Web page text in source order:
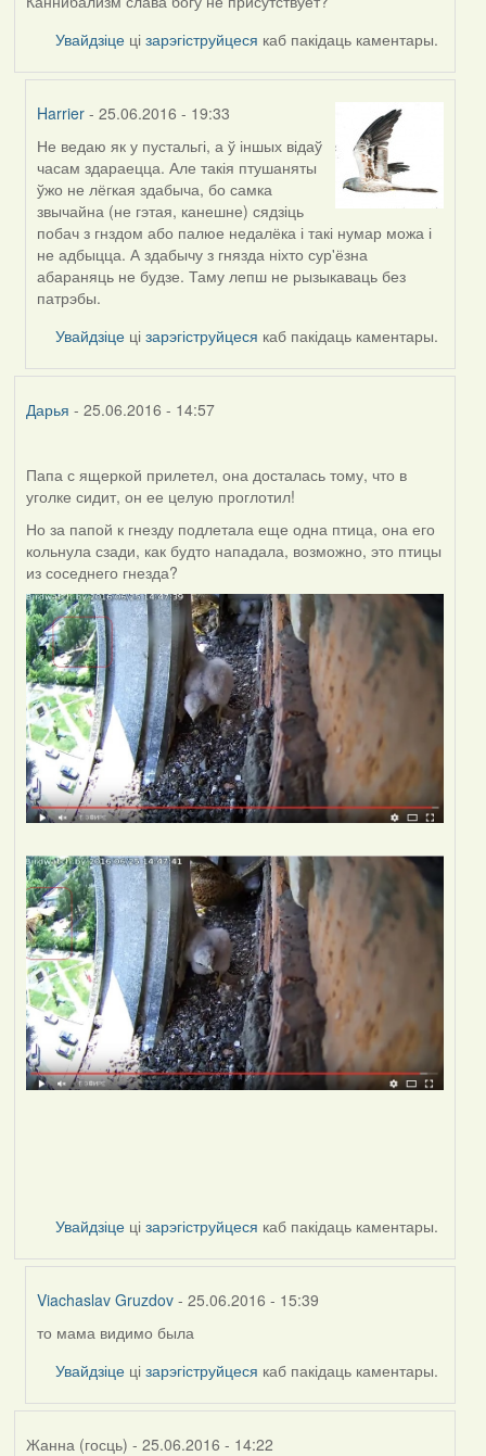
Увайдзіце цізарэгіструйцеся каб пакідаць каментары.
Harrier - 25.06.2016 - 19:33
In
reply
to
by
Viachaslav
Gruzdov
Не ведаю як у пустальгі, а ў іншых відаў
часам здараецца. Але такія птушаняты
ўжо не лёгкая здабыча, бо самка
звычайна (не гэтая, канешне) сядзіць
побач з гнздом або палюе недалёка і такі нумар можа і
не адбыцца. А здабычу з гнязда ніхто сур'ёзна
абараняць не будзе. Таму лепш не рызыкаваць без
патрэбы.
Увайдзіце цізарэгіструйцеся каб пакідаць каментары.
Дарья - 25.06.2016 - 14:57
Папа с ящеркой прилетел, она досталась тому, что в
уголке сидит, он ее целую проглотил!
Но за папой к гнезду подлетала еще одна птица, она его
кольнула сзади, как будто нападала, возможно, это птицы
из соседнего гнезда?
Увайдзіце цізарэгіструйцеся каб пакідаць каментары.
Viachaslav Gruzdov - 25.06.2016 - 15:39
In
reply
by
то мама видимо была
Увайдзіце цізарэгіструйцеся каб пакідаць каментары.
Жанна (госць) - 25.06.2016 - 14:22